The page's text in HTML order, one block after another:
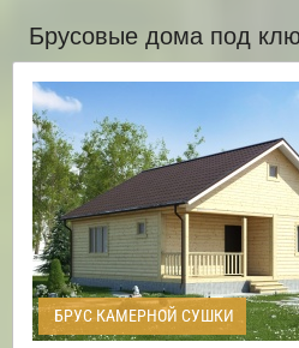
Брусовые дома под
БРУС КАМЕРНОЙ СУШКИ